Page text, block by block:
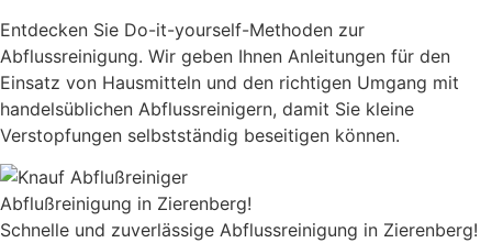
Entdecken Sie Do-it-yourself-Methoden zur
Abflussreinigung. Wir geben Ihnen Anleitungen für den
Einsatz von Hausmitteln und den richtigen Umgang mit
handelsüblichen Abflussreinigern, damit Sie kleine
Verstopfungen selbstständig beseitigen können.
Abflußreinigung in Zierenberg!
Schnelle und zuverlässige Abflussreinigung in Zierenberg!